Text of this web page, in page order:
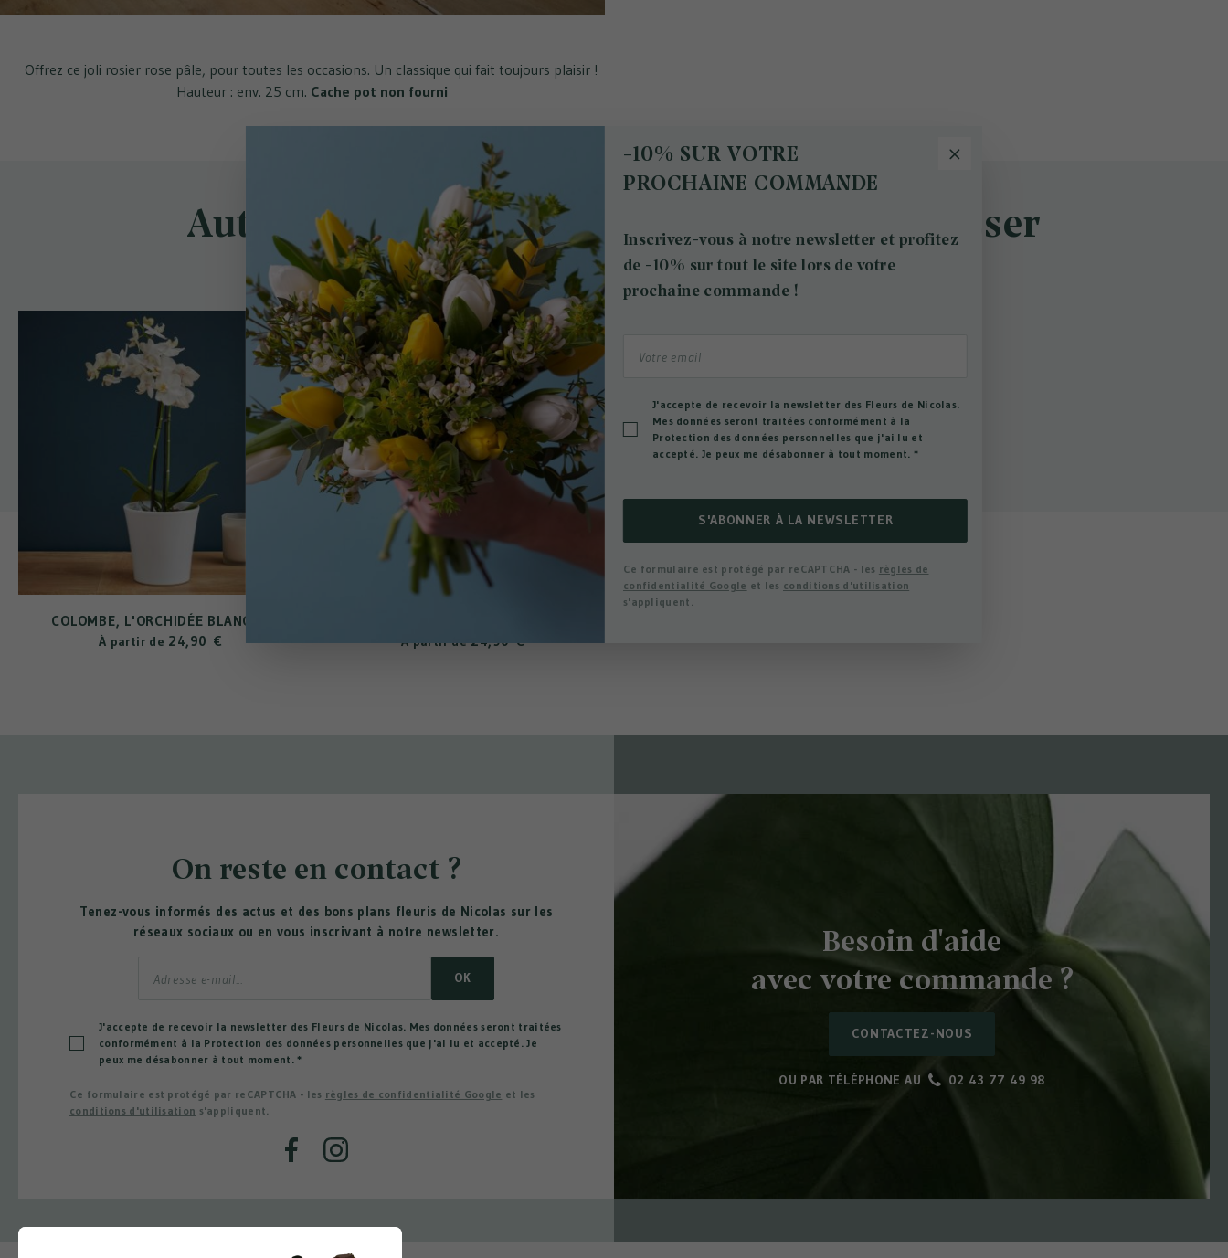
Offrez ce joli rosier rose pâle, pour toutes les occasions. Un classique qui fait toujours plaisir !
Hauteur : env. 25 cm. Cache pot non fourni
Autres bouquets qui pourraient vous intéresser
COLOMBE, L'ORCHIDÉE BLANCHE
À partir de 24,90 € À partir de 24,90 €
On reste en contact ?
Tenez-vous informés des actus et des bons plans fleuris de Nicolas sur les
réseaux sociaux ou en vous inscrivant à notre newsletter.
OK
J'accepte de recevoir la newsletter des Fleurs de Nicolas. Mes données seront traitées
conformément à la Protection des données personnelles que j'ai lu et accepté. Je
peux me désabonner à tout moment.*
Ce formulaire est protégé par reCAPTCHA - les règles de confidentialité Google et les
conditions d'utilisation s'appliquent.
FacebookInstagram
Besoin d'aide
avec votre commande ?
CONTACTEZ-NOUS
OU PAR TÉLÉPHONE AU 02 43 77 49 98
-10% SUR VOTRE
PROCHAINE COMMANDE
Inscrivez-vous à notre newsletter et profitez
de -10% sur tout le site lors de votre
prochaine commande !
J'accepte de recevoir la newsletter des Fleurs de Nicolas.
Mes données seront traitées conformément à la
Protection des données personnelles que j'ai lu et
accepté. Je peux me désabonner à tout moment. *
S'ABONNER À LA NEWSLETTER
Ce formulaire est protégé par reCAPTCHA - les règles de
confidentialité Google et les conditions d'utilisation
s'appliquent.